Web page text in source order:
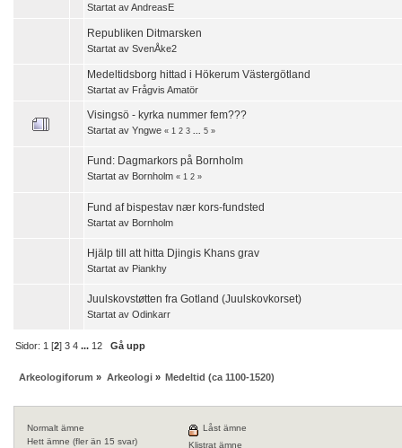
Startat avAndreasE
Republiken Ditmarsken
Startat av SvenÅke2
Medeltidsborg hittad i Hökerum Västergötland
Startat av Frågvis Amatör
Visingsö - kyrka nummer fem???
Startat av Yngwe « 1 2 3 5 »
Fund: Dagmarkors på Bornholm
Startat av Bornholm « 1 2 »
Fund af bispestav nær kors-fundsted
Startat av Bornholm
Hjälp till att hitta Djingis Khans grav
Startat av Piankhy
Juulskovstøtten fra Gotland (Juulskovkorset)
Startat av Odinkarr
Sidor: 1 [2]3 4 ... 12 Gå upp
Arkeologiforum » Arkeologi» Medeltid (ca 1100-1520)
Normalt ämne
Hett ämne (fler än 15 svar)
Låst ämne
Klistrat ämne